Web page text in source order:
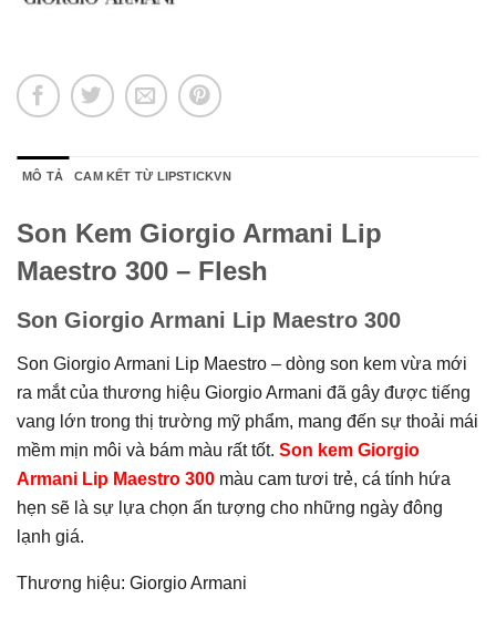
MÔ TẢ CAM KẾT TỪ LIPSTICKVN
Son Kem Giorgio Armani Lip
Maestro 300 – Flesh
Son Giorgio Armani Lip Maestro 300
Son Giorgio Armani Lip Maestro – dòng son kem vừa mới
ra mắt của thương hiệu Giorgio Armani đã gây được tiếng
vang lớn trong thị trường mỹ phẩm, mang đến sự thoải mái
mềm mịn môi và bám màu rất tốt. Son kem Giorgio
Armani Lip Maestro 300 màu cam tươi trẻ, cá tính hứa
hẹn sẽ là sự lựa chọn ấn tượng cho những ngày đông
lạnh giá.
Thương hiệu: Giorgio Armani